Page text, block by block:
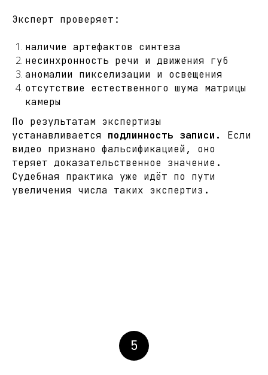
Эксперт проверяет:
наличие артефактов синтеза
несинхронность речи и движения губ
аномалии пикселизации и освещения
отсутствие естественного шума матрицы
камеры
По результатам экспертизы
устанавливается подлинность записи.
Если
видео признано фальсификацией, оно
теряет доказательственное значение.
Судебная практика уже идёт по пути
увеличения числа таких экспертиз.
5